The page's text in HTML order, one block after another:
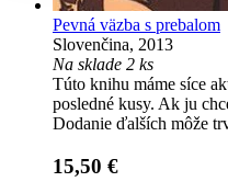
Pevná väzba s prebalom
Slovenčina, 2013
Na sklade 2 ks
Túto knihu máme síce
posledné kusy. Ak ju
Dodanie ďalších môže
15,50 €